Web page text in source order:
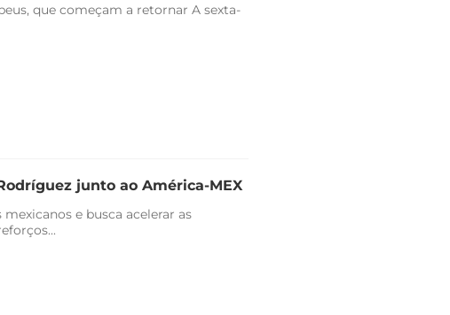
que começam a retornar A sexta-
junto ao América-MEX
e busca acelerar as